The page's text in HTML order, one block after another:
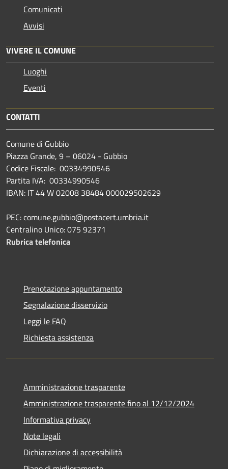
Comunicati
Avvisi
VIVERE IL COMUNE
Luoghi
Eventi
CONTATTI
Comune di Gubbio
Piazza Grande, 9 – 06024 - Gubbio
Codice Fiscale: 00334990546
Partita IVA: 00334990546
IBAN: IT 44 W 02008 38484 000029502629
PEC: comune.gubbio@postacert.umbria.it
Centralino Unico: 075 92371
Rubrica telefonica
Prenotazione appuntamento
Segnalazione disservizio
Leggi le FAQ
Richiesta assistenza
Amministrazione trasparente
Amministrazione trasparente fino al 12/12/2024
Informativa privacy
Note legali
Dichiarazione di accessibilità